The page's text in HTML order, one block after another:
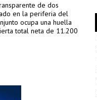
de dos
en la periferia del
ocupa una huella
total neta de 11.200